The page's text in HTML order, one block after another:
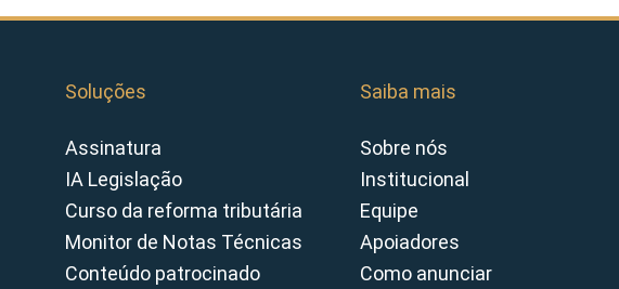
Soluções
Assinatura
IA Legislação
Curso da reforma tributária
Monitor de Notas Técnicas
Conteúdo patrocinado
Saiba mais
Sobre nós
Institucional
Equipe
Apoiadores
Como anunciar